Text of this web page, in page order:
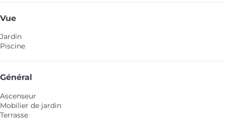
Vue
Jardin
Piscine
Général
Ascenseur
Mobilier de jardin
Terrasse